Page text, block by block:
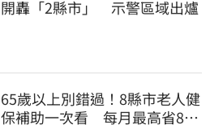
開轟「2縣市」 示警區域出爐
65歲以上別錯過！8縣市老人健
保補助一次看 每月最高省826